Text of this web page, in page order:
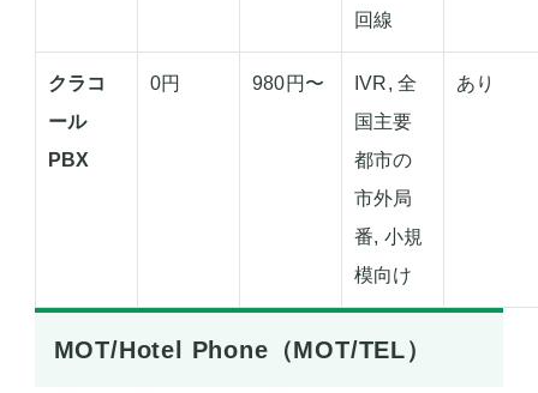
回線
クラコ
ール
PBX
0円 980円〜
IVR, 全
国主要
都市の
市外局
番, 小規
模向け
あり
MOT/Hotel Phone（MOT/TEL）